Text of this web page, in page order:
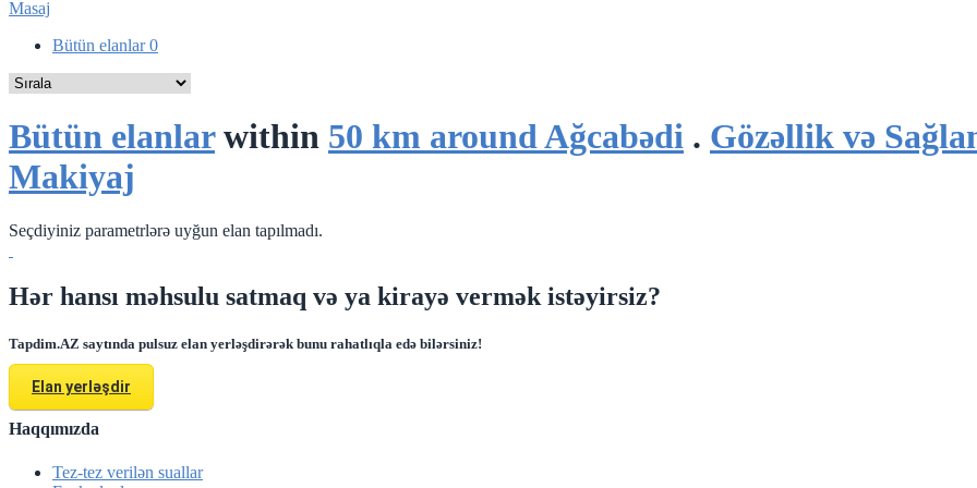
Masaj
Bütün elanlar0
Bütün elanlarwithin 50 km around Ağcabədi . Gözəllik və
Makiyaj
Seçdiyiniz parametrlərə uyğun elan tapılmadı.
Hər hansı məhsulu satmaq və ya kirayə vermək istəyirsiz?
Tapdim.AZ saytında pulsuz elan yerləşdirərək bunu rahatlıqla edə bilərsiniz!
Elan yerləşdir
Haqqımızda
Tez-tez verilən suallar